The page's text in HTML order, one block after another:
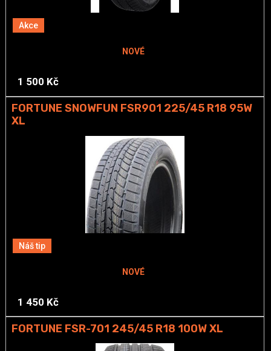
Akce
NOVÉ
1 500 Kč
Náš tip
FORTUNE SNOWFUN FSR901 225/45 R18 95W
XL
NOVÉ
1 450 Kč
FORTUNE FSR-701 245/45 R18 100W XL